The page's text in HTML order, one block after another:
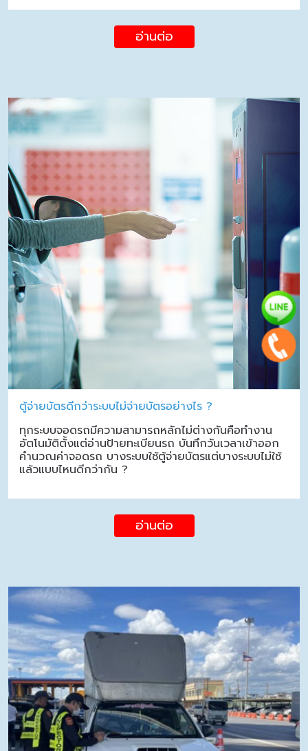
อ่านต่อ
ตู้จ่ายบัตรดีกว่าระบบไม่จ่ายบัตรอย่างไร ?
ทุกระบบจอดรถมีความสามารถหลักไม่ต่างกันคือทำงาน
อัตโนมัติตั้งแต่อ่านป้ายทะเบียนรถ บันทึกวันเวลาเข้าออก
คำนวณค่าจอดรถ บางระบบใช้ตู้จ่ายบัตรแต่บางระบบไม่ใช้
แล้วแบบไหนดีกว่ากัน ?
อ่านต่อ